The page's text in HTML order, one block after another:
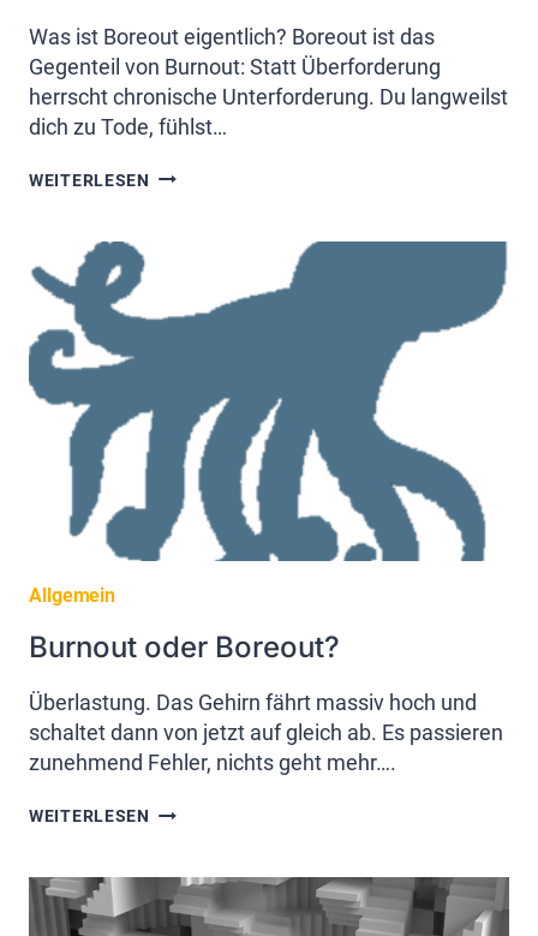
Was ist Boreout eigentlich? Boreout ist das
Gegenteil von Burnout: Statt Überforderung
herrscht chronische Unterforderung. Du langweilst
dich zu Tode, fühlst…
WEITERLESEN BOREOUT:
WIDERSTAND
WIRD
Allgemein
Burnout oder Boreout?
Überlastung. Das Gehirn fährt massiv hoch und
schaltet dann von jetzt auf gleich ab. Es passieren
zunehmend Fehler, nichts geht mehr….
WEITERLESEN BURNOUT